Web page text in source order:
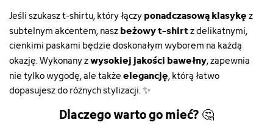
Jeśli szukasz t-shirtu, który łączyponadczasową klasykęz
subtelnym akcentem, naszbeżowy t-shirtz delikatnymi,
cienkimi paskami będzie doskonałym wyborem na każdą
okazję. Wykonany zwysokiej jakości bawełny, zapewnia
nie tylko wygodę, ale takżeelegancję, którą łatwo
dopasujesz do różnych stylizacji. ✨
Dlaczego warto go mieć? 🤔